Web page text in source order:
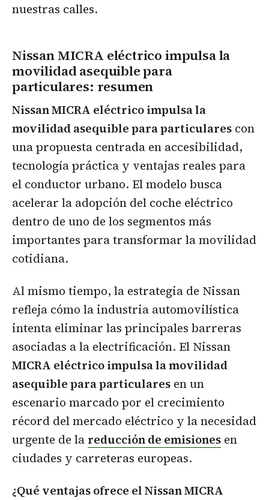
nuestras calles.
Nissan MICRA eléctrico impulsa la
movilidad asequible para
particulares: resumen
Nissan MICRA eléctrico impulsa la
movilidad asequible para particulares con
una propuesta centrada en accesibilidad,
tecnología práctica y ventajas reales para
el conductor urbano. El modelo busca
acelerar la adopción del coche eléctrico
dentro de uno de los segmentos más
importantes para transformar la movilidad
cotidiana.
Al mismo tiempo, la estrategia de Nissan
refleja cómo la industria automovilística
intenta eliminar las principales barreras
asociadas a la electrificación. El Nissan
MICRA eléctrico impulsa la movilidad
asequible para particulares en un
escenario marcado por el crecimiento
récord del mercado eléctrico y la necesidad
urgente de la reducción de emisiones en
ciudades y carreteras europeas.
¿Qué ventajas ofrece el Nissan MICRA